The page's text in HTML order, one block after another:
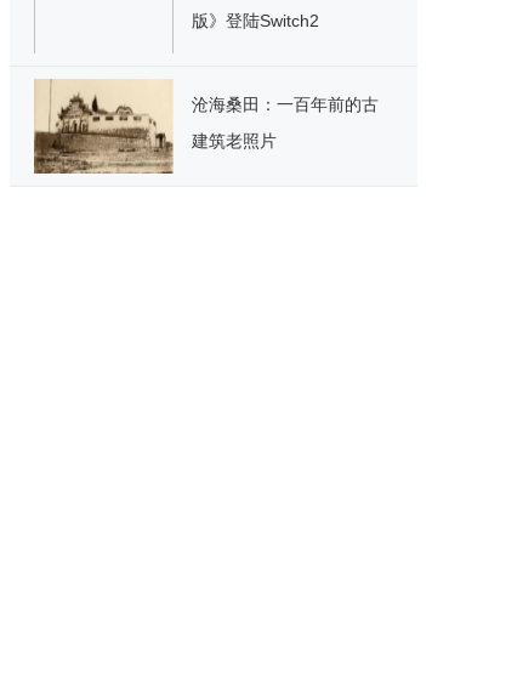
版》登陆Switch2
沧海桑田：一百年前的古
建筑老照片